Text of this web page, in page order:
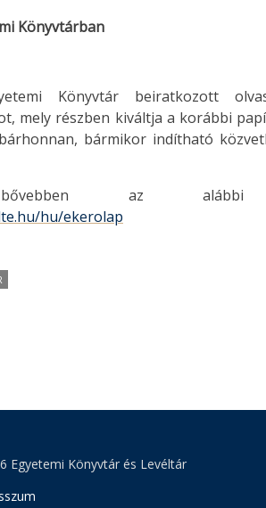
Könyvtárban
Könyvtár beiratkozott
mely részben kiváltja a korábbi
bármikor indítható
az alábbi
hu/ekerolap
Egyetemi Könyvtár és Levéltár